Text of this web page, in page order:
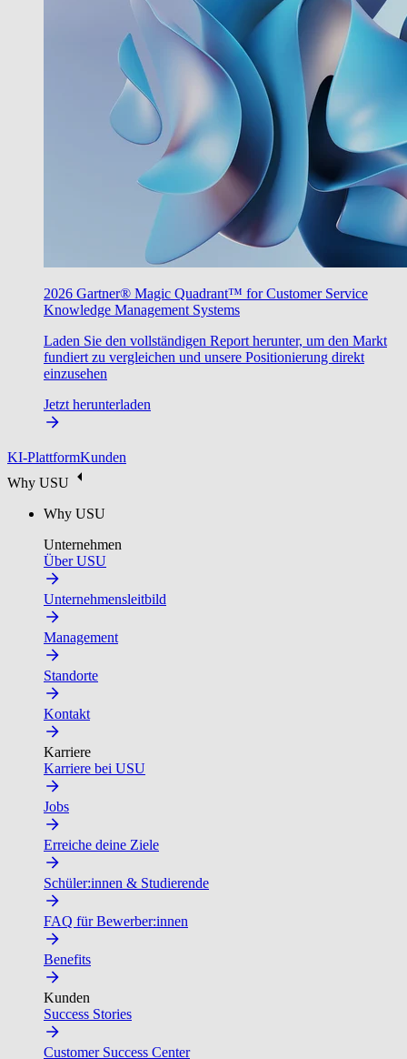
2026 Gartner® Magic Quadrant™ for Customer Service
Knowledge Management Systems
Laden Sie den vollständigen Report herunter, um den Markt
fundiert zu vergleichen und unsere Positionierung direkt
einzusehen
Jetzt herunterladen
KI-PlattformKunden
Why USU
Why USU
Unternehmen
Über USU
Unternehmensleitbild
Management
Standorte
Kontakt
Karriere
Karriere bei USU
Jobs
Erreiche deine Ziele
Schüler:innen & Studierende
FAQ für Bewerber:innen
Benefits
Kunden
Success Stories
Customer Success Center